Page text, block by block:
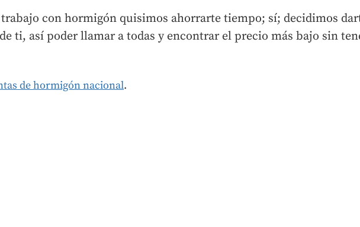
trabajo con hormigón quisimos ahorrarte tiempo; sí; decidimos
ti, así poder llamar a todas y encontrar el precio más bajo sin
de hormigón nacional.